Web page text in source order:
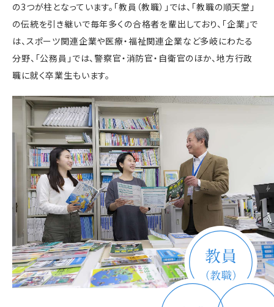
の3つが柱となっています。「教員（教職）」では、「教職の順天堂」
の伝統を引き継いで毎年多くの合格者を輩出しており、「企業」で
は、スポーツ関連企業や医療・福祉関連企業など多岐にわたる
分野、「公務員」では、警察官・消防官・自衛官のほか、地方行政
職に就く卒業生もいます。